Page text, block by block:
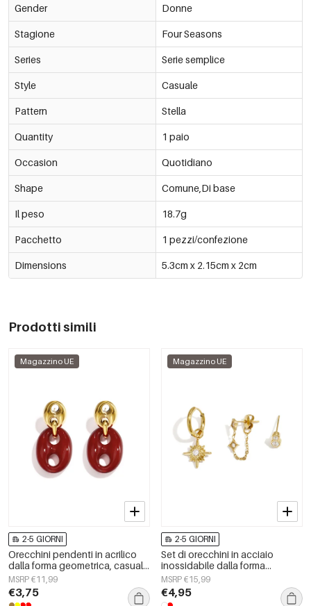
Gender Donne
Stagione Four Seasons
Series Serie semplice
Style Casuale
Pattern Stella
Quantity 1 paio
Occasion Quotidiano
Shape Comune,Di base
Il peso 18.7g
Pacchetto 1 pezzi/confezione
Dimensions 5.3cm x 2.15cm x 2cm
Prodotti simili
Magazzino UE
2-5 GIORNI
Orecchini pendenti in acrilico
dalla forma geometrica, casual
e semplici, della serie da donna.
MSRP €11,99
€3,75
Magazzino UE
2-5 GIORNI
Set di orecchini in acciaio
inossidabile dalla forma
geometrica, semplici, per tutti i
giorni, serie Simple, gioielli da
donna
MSRP €15,99
€4,95